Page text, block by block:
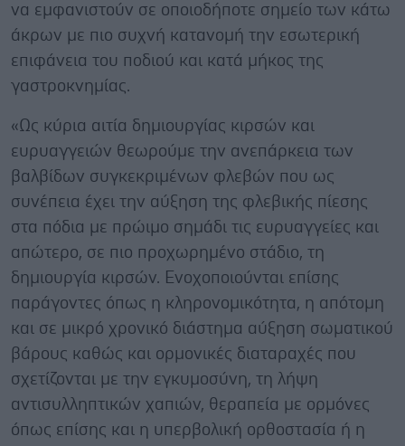
να εμφανιστούν σε οποιοδήποτε σημείο των κάτω
άκρων με πιο συχνή κατανομή την εσωτερική
επιφάνεια του ποδιού και κατά μήκος της
γαστροκνημίας.
«Ως κύρια αιτία δημιουργίας κιρσών και
ευρυαγγειών θεωρούμε την ανεπάρκεια των
βαλβίδων συγκεκριμένων φλεβών που ως
συνέπεια έχει την αύξηση της φλεβικής πίεσης
στα πόδια με πρώιμο σημάδι τις ευρυαγγείες και
απώτερο, σε πιο προχωρημένο στάδιο, τη
δημιουργία κιρσών. Ενοχοποιούνται επίσης
παράγοντες όπως η κληρονομικότητα, η απότομη
και σε μικρό χρονικό διάστημα αύξηση σωματικού
βάρους καθώς και ορμονικές διαταραχές που
σχετίζονται με την εγκυμοσύνη, τη λήψη
αντισυλληπτικών χαπιών, θεραπεία με ορμόνες
όπως επίσης και η υπερβολική ορθοστασία ή η